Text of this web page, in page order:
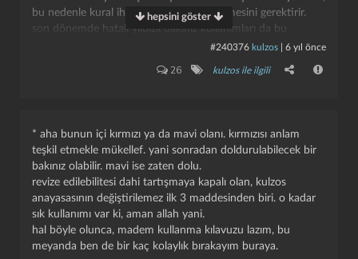
bu nedenle kural ihlalidir ve girdinin silinmesini gerektirir.
son dönemde hatalı yıldızlı bakınız kullanımları da bu
bununla birlikte, esasında ilk günden beri var olan ancak
silinmesinden vazgeçilmiştir. umuyoruz ki yakın bir gelecekte
girdiyle ilgili silinmeksizin düzeltme talebi gönderilebilen bir
alt yapı geliştirilecek ve girdilerin belirlenen makul bir sürede
düzeltilmesi talep edilecektir. eğer belirlenen makul sürede
söz konusu düzeltme yapılmaz ise girdi silinecektir.
özetle, eski girdilerin bu ya da benzeri hatalı bakınız kullanım
nedeniyle silinmesine düzeltme talep sistemi eklenene kadar
hepsini göster
#240376 kulzos 6 yıl önce
26 kulzos ile ilgili
* aha bunun içi kırmızı ya da mavi olanı. kırmızısı anlam
teşkil etmekle mükellef. yani sonradan doldurulabilecek bir
bakınız olabilir. mavi ise zaten dolu.
revize edilebilitesi dahi tartışmaya kapalı olan, kulzos
anayasasının değiştirilemez ilk 3 maddesinden biri. o kadar
sık kullanımı var ki, aman allah yani.
hal böyle olunca, madem kullanma kılavuzu lazım, bu
meyanda ben de bir kaç kolaylık bırakayım buraya.